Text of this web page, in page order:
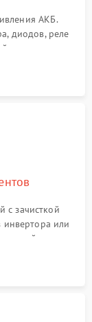
АКБ.
диодов, реле
поиск вздутых
плате.
с зачисткой
инвертора или
дорожек и